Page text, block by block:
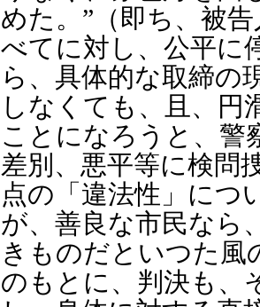
めた。”（即ち、被
べてに対し、公平に
ら、具体的な取締の
しなくても、且、円
ことになろうと、警
差別、悪平等に検問
点の「違法性」につ
が、善良な市民なら
きものだといつた風
のもとに、判決も、